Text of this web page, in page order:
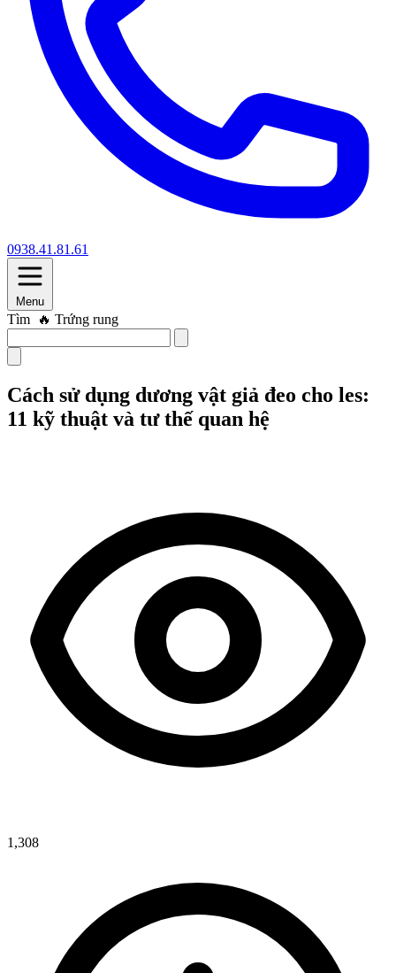
0938.41.81.61
Menu
Tìm 🔥 Trứng rung
Cách sử dụng dương vật giả đeo cho les:
11 kỹ thuật và tư thế quan hệ
1,308